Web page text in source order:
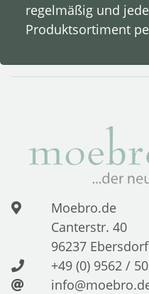
regelmäßig und
Produktsortiment
Moebro.de
Canterstr. 40
96237
+49 (0) 9562 /